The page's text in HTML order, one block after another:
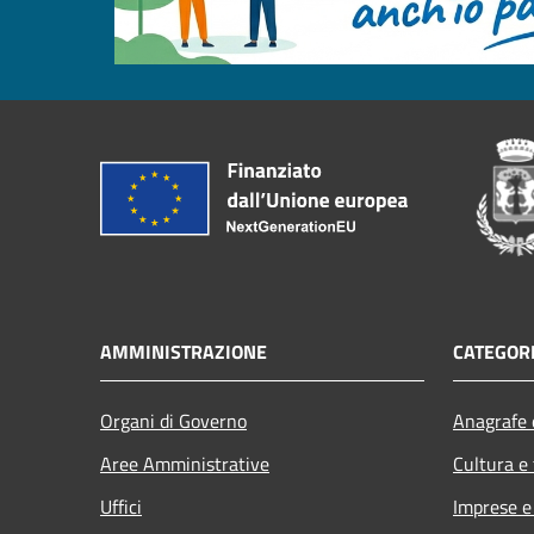
AMMINISTRAZIONE
Organi di Governo
Aree Amministrative
Uffici
Cultura
Imprese